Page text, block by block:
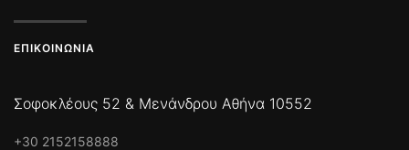
ΕΠΙΚΟΙΝΩΝΊΑ
Σοφοκλέους 52 & Μενάνδρου Αθήνα 10552
+30 2152158888